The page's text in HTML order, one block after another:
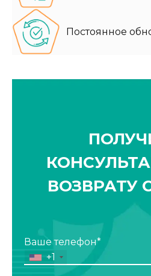
Постоянное
ВОЗВРАТУ
Ваше телефон*
+1